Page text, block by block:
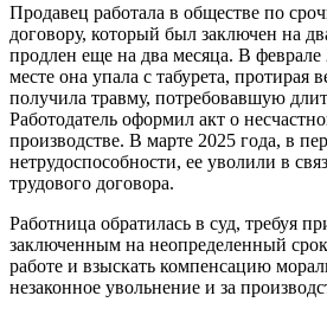
Продавец работала в обществе по
договору, который был заключен на
продлен еще на два месяца. В феврале
месте она упала с табурета, протирая
получила травму, потребовавшую
Работодатель оформил акт о
производстве. В марте 2025 года, в
нетрудоспособности, ее уволили в
трудового договора.
Работница обратилась в суд, требуя
заключенным на неопределенный
работе и взыскать компенсацию
незаконное увольнение и за